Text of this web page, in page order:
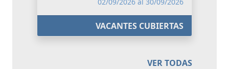
VACANTES CUBIERTAS
VER TODAS